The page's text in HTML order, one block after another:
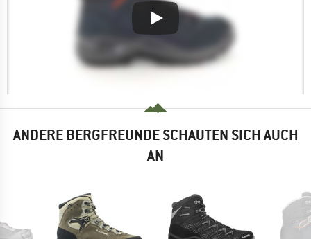
ANDERE BERGFREUNDE SCHAUTEN SICH AUCH
AN